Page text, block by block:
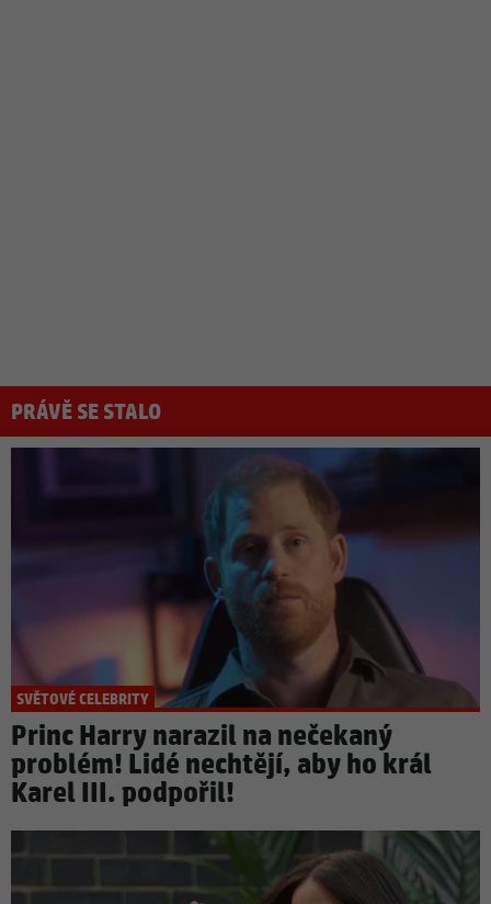
PRÁVĚ SE STALO
SVĚTOVÉ CELEBRITY
Princ Harry narazil na nečekaný
problém! Lidé nechtějí, aby ho král
Karel III. podpořil!